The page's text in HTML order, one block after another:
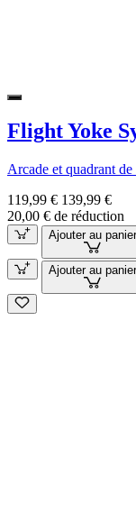
Flight Yoke
Arcade et quadrant
119,99 € 139,99 €
20,00 € de réduction
Ajouter au panier
Ajouter au panier